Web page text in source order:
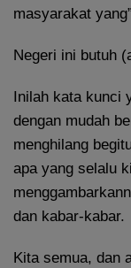
masyarakat
Negeri ini butuh
Inilah kata kunci
dengan mudah
menghilang
apa yang selalu
dan kabar-kabar.
Kita semua, dan